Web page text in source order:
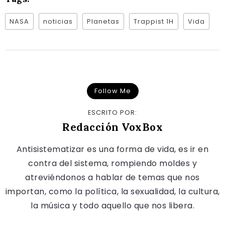
NASA noticias Planetas Trappist 1H Vida
Follow Me
ESCRITO POR:
Redacción VoxBox
Antisistematizar es una forma de vida, es ir en
contra del sistema, rompiendo moldes y
atreviéndonos a hablar de temas que nos
importan, como la política, la sexualidad, la cultura,
la música y todo aquello que nos libera.